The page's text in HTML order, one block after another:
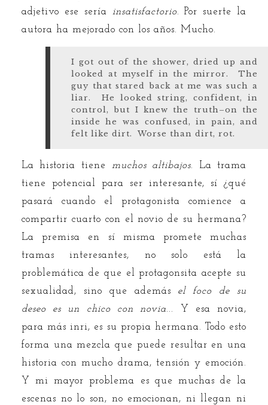
adjetivo ese sería insatisfactorio. Por suerte la
autora ha mejorado con los años. Mucho.
I got out of the shower, dried up and
looked at myself in the mirror. The
guy that stared back at me was such a
liar. He looked string, confident, in
control, but I knew the truth–on the
inside he was confused, in pain, and
felt like dirt. Worse than dirt, rot.
La historia tiene muchos altibajos. La trama
tiene potencial para ser interesante, sí ¿qué
pasará cuando el protagonista comience a
compartir cuarto con el novio de su hermana?
La premisa en sí misma promete muchas
tramas interesantes, no solo está la
problemática de que el protagonsita acepte su
sexualidad, sino que además el foco de su
deseo es un chico con novia... Y esa novia,
para más inri, es su propia hermana. Todo esto
forma una mezcla que puede resultar en una
historia con mucho drama, tensión y emoción.
Y mi mayor problema es que muchas de la
escenas no lo son, no emocionan, ni llegan ni